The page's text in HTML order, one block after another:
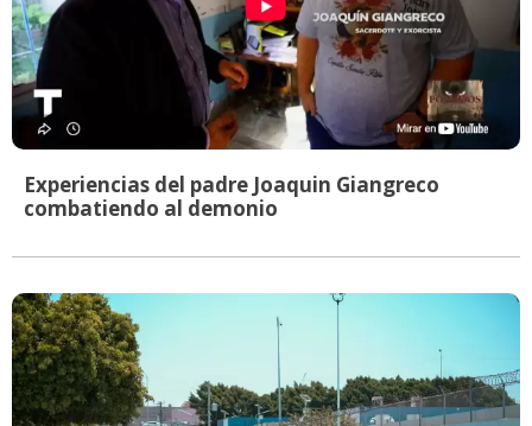
Experiencias del padre Joaquin Giangreco
combatiendo al demonio